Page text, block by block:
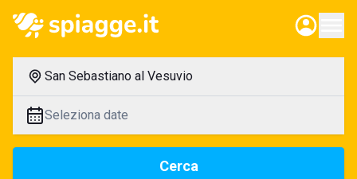
San Sebastiano al Vesuvio
Seleziona date
Cerca